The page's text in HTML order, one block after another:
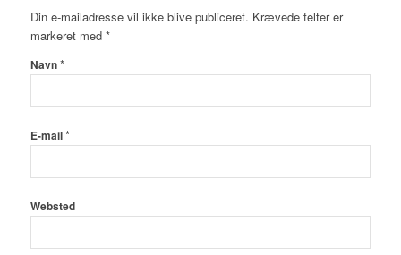
Din e-mailadresse vil ikke blive publiceret. Krævede felter er
markeret med *
Navn*
E-mail*
Websted